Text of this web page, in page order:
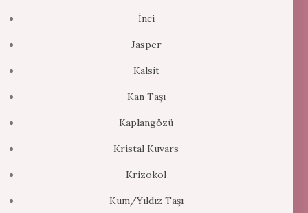
İnci
Jasper
Kalsit
Kan Taşı
Kaplangözü
Kristal Kuvars
Krizokol
Kum/Yıldız Taşı